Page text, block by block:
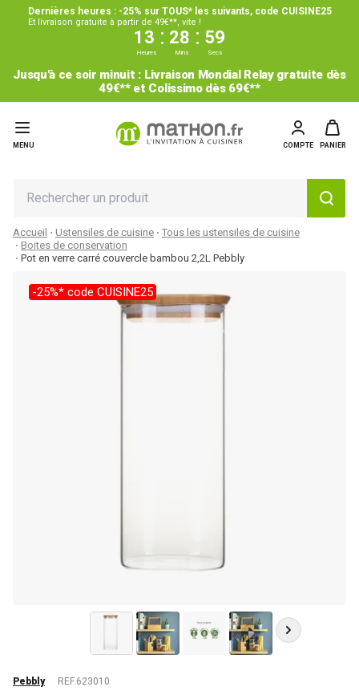
Dernières heures : -25% sur TOUS* les suivants, code CUISINE25
Et livraison gratuite à partir de 49€**, vite !
13 : 28 : 59
Heures Mins Secs
Jusqu'à ce soir minuit : Livraison Mondial Relay gratuite dès
49€** et Colissimo dès 69€**
MENU COMPTE PANIER
Accueil Ustensiles de cuisine
Tous les ustensiles de cuisine
Boites de conservation
Pot en verre carré couvercle bambou 2,2L Pebbly
-25%* code CUISINE25
Pebbly REF.623010